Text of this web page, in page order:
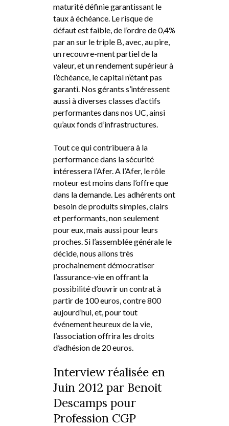
maturité définie garantissant le
taux à échéance. Le risque de
défaut est faible, de l’ordre de 0,4%
par an sur le triple B, avec, au pire,
un recouvre-ment partiel de la
valeur, et un rendement supérieur à
l’échéance, le capital n’étant pas
garanti. Nos gérants s’intéressent
aussi à diverses classes d’actifs
performantes dans nos UC, ainsi
qu’aux fonds d’infrastructures.
Tout ce qui contribuera à la
performance dans la sécurité
intéressera l’Afer. A l’Afer, le rôle
moteur est moins dans l’offre que
dans la demande. Les adhérents ont
besoin de produits simples, clairs
et performants, non seulement
pour eux, mais aussi pour leurs
proches. Si l’assemblée générale le
décide, nous allons très
prochainement démocratiser
l’assurance-vie en offrant la
possibilité d’ouvrir un contrat à
partir de 100 euros, contre 800
aujourd’hui, et, pour tout
événement heureux de la vie,
l’association offrira les droits
d’adhésion de 20 euros.
Interview réalisée en
Juin 2012 par Benoit
Descamps pour
Profession CGP